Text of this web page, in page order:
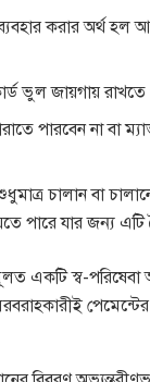
করার অর্থ হল
ভুল জায়গায় রাখতে
পারবেন না বা
চালান বা
পারে যার জন্য এটি
একটি স্ব-পরিষেবা